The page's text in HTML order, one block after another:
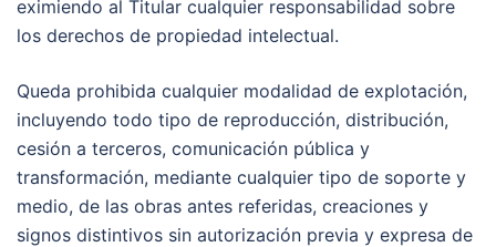
eximiendo al Titular cualquier responsabilidad sobre
los derechos de propiedad intelectual.
Queda prohibida cualquier modalidad de explotación,
incluyendo todo tipo de reproducción, distribución,
cesión a terceros, comunicación pública y
transformación, mediante cualquier tipo de soporte y
medio, de las obras antes referidas, creaciones y
signos distintivos sin autorización previa y expresa de